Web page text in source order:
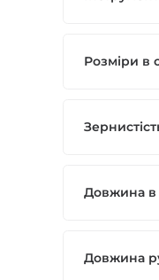
Розміри в
Довжина в
Довжина